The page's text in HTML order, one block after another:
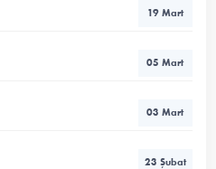
19 Mart
05 Mart
03 Mart
23 Şubat